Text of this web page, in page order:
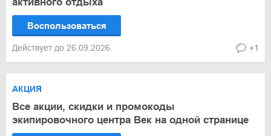
Воспользоваться
Действует до 26.09.2026 +1
АКЦИЯ
Все акции, скидки и промокоды
экипировочного центра Век на одной странице